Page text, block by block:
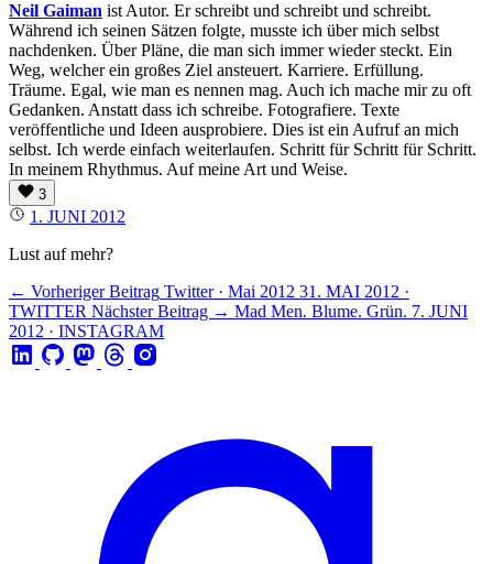
Neil Gaiman ist Autor. Er schreibt und schreibt und schreibt.
Während ich seinen Sätzen folgte, musste ich über mich selbst
nachdenken. Über Pläne, die man sich immer wieder steckt. Ein
Weg, welcher ein großes Ziel ansteuert. Karriere. Erfüllung.
Träume. Egal, wie man es nennen mag. Auch ich mache mir zu oft
Gedanken. Anstatt dass ich schreibe. Fotografiere. Texte
veröffentliche und Ideen ausprobiere. Dies ist ein Aufruf an mich
selbst. Ich werde einfach weiterlaufen. Schritt für Schritt für Schritt.
In meinem Rhythmus. Auf meine Art und Weise.
3
1. JUNI 2012
Lust auf mehr?
← Vorheriger Beitrag Twitter · Mai 2012 31. MAI 2012 ·
TWITTER Nächster Beitrag → Mad Men. Blume. Grün. 7. JUNI
2012 · INSTAGRAM